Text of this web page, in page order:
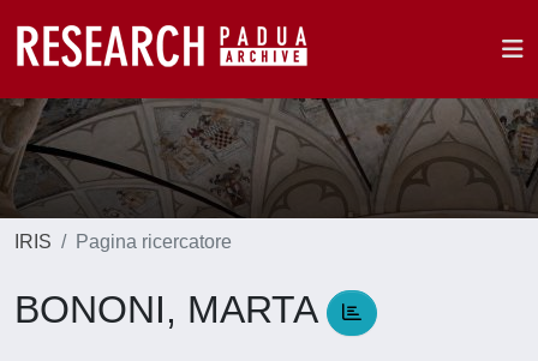
IRIS Pagina ricercatore
BONONI, MARTA